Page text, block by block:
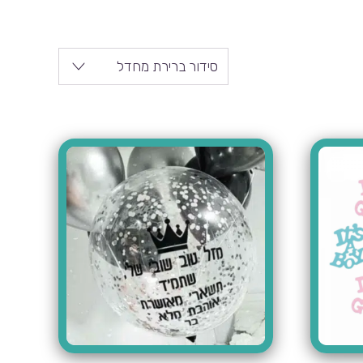
סידור ברירת מחדל